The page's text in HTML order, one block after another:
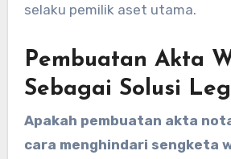
selaku pemilik aset utama.
Pembuatan Akta
Sebagai Solusi
Apakah pembuatan akta
cara menghindari sengketa